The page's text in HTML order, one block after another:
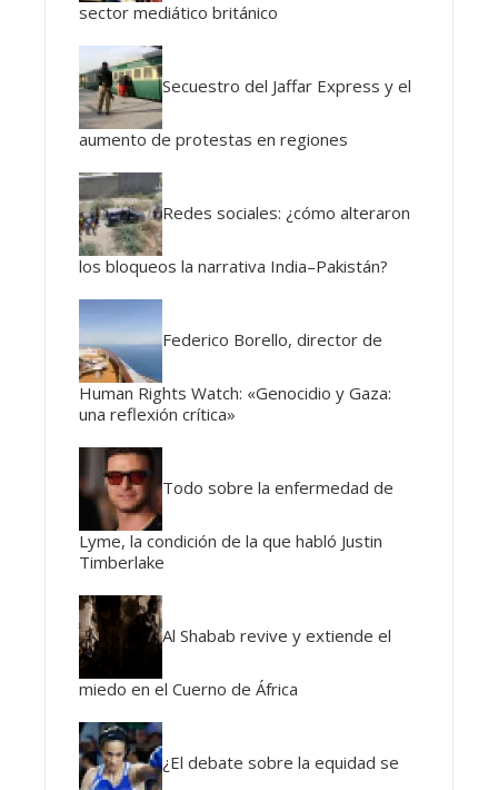
sector mediático británico
Secuestro del Jaffar Express y el
aumento de protestas en regiones
Redes sociales: ¿cómo alteraron
los bloqueos la narrativa India–Pakistán?
Federico Borello, director de
Human Rights Watch: «Genocidio y Gaza:
una reflexión crítica»
Todo sobre la enfermedad de
Lyme, la condición de la que habló Justin
Timberlake
Al Shabab revive y extiende el
miedo en el Cuerno de África
¿El debate sobre la equidad se